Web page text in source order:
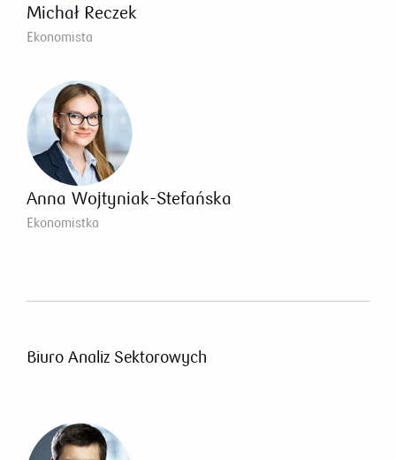
Michał Reczek
Ekonomista
Anna Wojtyniak-Stefańska
Ekonomistka
Biuro Analiz Sektorowych